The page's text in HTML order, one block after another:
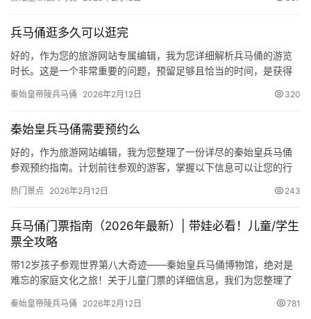
热
门
点
旅
游
信
息
历
史
文
化
登录
需要预约吗？ 是的，必须预约。​ 秦始皇帝陵博物院（即我们常说的
二、官方预约购票渠道 为确保您能顺利购票，强烈建…
兵马俑逛多久可以逛完
好的，作为您的旅游网站专属编辑，我为您详细解析兵马俑的游览
时长。这是一个非常重要的问题，预留足够且恰当的时间，是获得
度解读 兵马俑不是普通景点，而是 “世界第八大奇迹”​ 级别的考古遗
不准确，正确的思路是根据您的游览深度、兴趣和准备…
秦始皇帝陵兵马俑 2026年2月12日 320
秦始皇兵马俑需要预约么
好的，作为旅游网站编辑，我为您整理了一份详尽的秦始皇兵马俑
参观预约指南。计划前往参观的游客，掌握以下信息可以让您的行
前实名预约​ 预约平台​ 秦始皇帝陵博物院官方网站、官方微信公众号
约门票（官方渠道通常可提前10天预约） …
热门景点 2026年2月12日 243
兵马俑门票指南（2026年最新）| 带娃必看！儿童/学生
票全攻略
带12岁孩子参观世界第八大奇迹——秦始皇兵马俑博物馆，绝对是
难忘的家庭文化之旅！关于儿童门票的详细信息，我们为您整理了
吗？ 需要，但可享受优惠票。 根据秦始皇帝陵博物院官方票务政策
秦始皇帝陵兵马俑 2026年2月12日 781